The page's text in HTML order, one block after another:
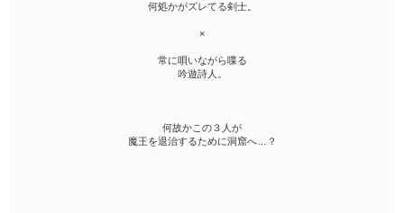
何処かがズレてる剣士。
×
常に唄いながら喋る
吟遊詩人。
何故かこの３人が
魔王を退治するために洞窟へ…？